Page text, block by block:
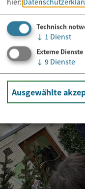
Technisch
↓ 1 Dienst
Externe Dienste
↓ 9 Dienste
Ausgewählte